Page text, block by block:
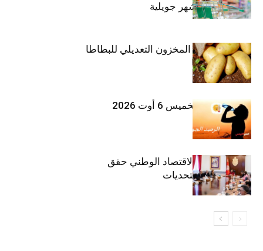
التضخم خلال شهر جويلية
وزارة الفلاحة : المخزون التعديلي للبطاطا
بلغ 12392 طنا
طقس اليوم الخميس 6 أوت 2026
وزيرة المالية: الاقتصاد الوطني حقق
مكاسب رغم التحديات